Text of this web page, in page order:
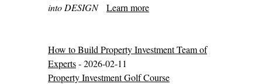
into DESIGN
Learn more
How to Build Property Investment Team of
Experts- 2026-02-11
Property Investment Golf Course